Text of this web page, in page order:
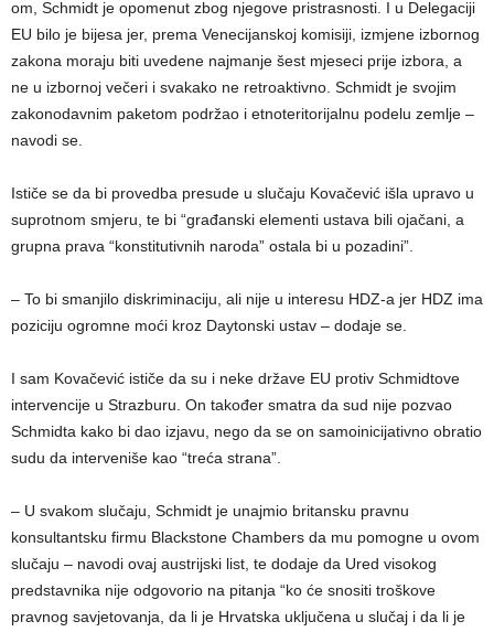
om, Schmidt je opomenut zbog njegove pristrasnosti. I u Delegaciji
EU bilo je bijesa jer, prema Venecijanskoj komisiji, izmjene izbornog
zakona moraju biti uvedene najmanje šest mjeseci prije izbora, a
ne u izbornoj večeri i svakako ne retroaktivno. Schmidt je svojim
zakonodavnim paketom podržao i etnoteritorijalnu podelu zemlje –
navodi se.
Ističe se da bi provedba presude u slučaju Kovačević išla upravo u
suprotnom smjeru, te bi “građanski elementi ustava bili ojačani, a
grupna prava “konstitutivnih naroda” ostala bi u pozadini”.
– To bi smanjilo diskriminaciju, ali nije u interesu HDZ-a jer HDZ ima
poziciju ogromne moći kroz Daytonski ustav – dodaje se.
I sam Kovačević ističe da su i neke države EU protiv Schmidtove
intervencije u Strazburu. On također smatra da sud nije pozvao
Schmidta kako bi dao izjavu, nego da se on samoinicijativno obratio
sudu da interveniše kao “treća strana”.
– U svakom slučaju, Schmidt je unajmio britansku pravnu
konsultantsku firmu Blackstone Chambers da mu pomogne u ovom
slučaju – navodi ovaj austrijski list, te dodaje da Ured visokog
predstavnika nije odgovorio na pitanja “ko će snositi troškove
pravnog savjetovanja, da li je Hrvatska uključena u slučaj i da li je